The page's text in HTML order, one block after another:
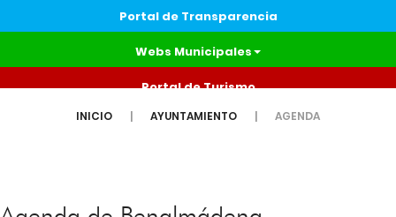
Portal de Transparencia
Webs Municipales
Portal de Turismo
INICIO AYUNTAMIENTO AGENDA